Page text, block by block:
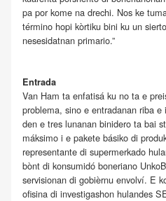
pa por kome na drechi. Nos ke
término hopi kòrtiku bini ku un
nesesidatnan primario.”
Entrada
Van Ham ta enfatisá ku no ta e
problema, sino e entradanan riba
den e tres lunanan binidero ta bai
máksimo i e pakete básiko di
representante di supermerkado
bònt di konsumidó boneriano
servisionan di gobièrnu envolví. E
ofisina di investigashon hulandes